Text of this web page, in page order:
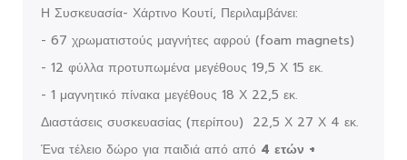
Η Συσκευασία- Χάρτινο Κουτί, Περιλαμβάνει:
- 67 χρωματιστούς μαγνήτες αφρού (foam magnets)
- 12 φύλλα προτυπωμένα μεγέθους 19,5 Χ 15 εκ.
- 1 μαγνητικό πίνακα μεγέθους 18 Χ 22,5 εκ.
Διαστάσεις συσκευασίας (περίπου) 22,5 Χ 27 Χ 4 εκ.
Ένα τέλειο δώρο για παιδιά από από 4 ετών +